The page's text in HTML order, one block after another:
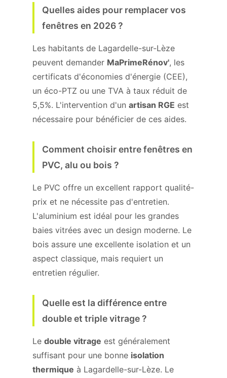
Quelles aides pour remplacer vos
fenêtres en 2026 ?
Les habitants de Lagardelle-sur-Lèze
peuvent demander MaPrimeRénov', les
certificats d'économies d'énergie (CEE),
un éco-PTZ ou une TVA à taux réduit de
5,5%. L'intervention d'un artisan RGE est
nécessaire pour bénéficier de ces aides.
Comment choisir entre fenêtres en
PVC, alu ou bois ?
Le PVC offre un excellent rapport qualité-
prix et ne nécessite pas d'entretien.
L'aluminium est idéal pour les grandes
baies vitrées avec un design moderne. Le
bois assure une excellente isolation et un
aspect classique, mais requiert un
entretien régulier.
Quelle est la différence entre
double et triple vitrage ?
Le double vitrage est généralement
suffisant pour une bonne isolation
thermique à Lagardelle-sur-Lèze. Le